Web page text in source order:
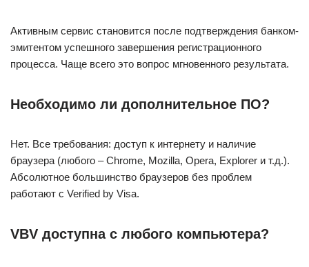
Активным сервис становится после подтверждения банком-
эмитентом успешного завершения регистрационного
процесса. Чаще всего это вопрос мгновенного результата.
Необходимо ли дополнительное ПО?
Нет. Все требования: доступ к интернету и наличие
браузера (любого – Chrome, Mozilla, Opera, Explorer и т.д.).
Абсолютное большинство браузеров без проблем
работают с Verified by Visa.
VBV доступна с любого компьютера?